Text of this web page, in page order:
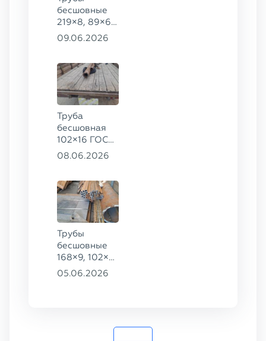
бесшовные
219×8, 89×6,
38×4 ГОСТ
14-3Р-55-
2001 сталь
12Х1МФ
09.06.2026
Труба
бесшовная
102×16 ГОСТ
8732-78, ст.
08.06.2026
Трубы
бесшовные
168×9, 102×4,
102×16,
05.06.2026